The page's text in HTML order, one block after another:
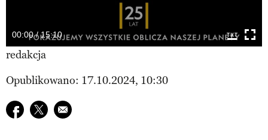
00:00 / 15:10
redakcja
Opublikowano: 17.10.2024, 10:30
Udostępnij na facebook
Udostępnij na twitter
E-mail do przyjaciela